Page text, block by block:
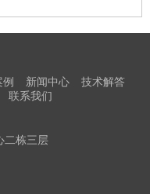
新闻中心
技术解答
联系我们
二栋三层